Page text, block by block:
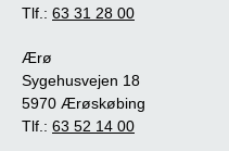
Tlf.: 63 31 28 00
Ærø
Sygehusvejen 18
5970 Ærøskøbing
Tlf.: 63 52 14 00